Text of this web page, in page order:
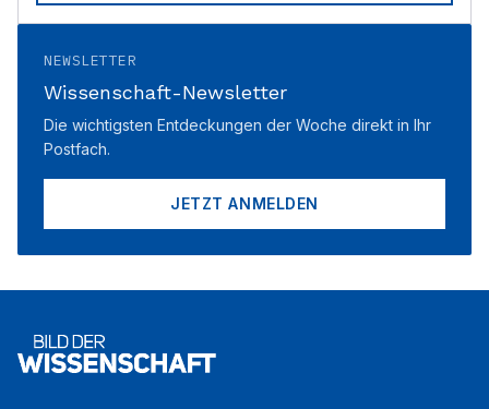
NEWSLETTER
Wissenschaft-Newsletter
Die wichtigsten Entdeckungen der Woche direkt in Ihr
Postfach.
JETZT ANMELDEN